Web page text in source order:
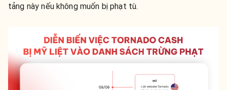
tảng này nếu không muốn bị phạt tù.